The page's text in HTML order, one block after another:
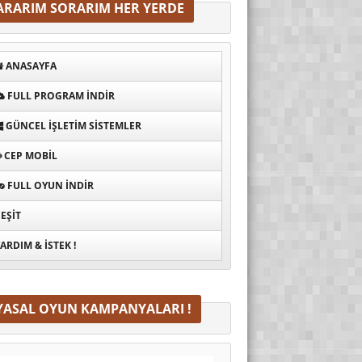
SORARIM HER YERDE
ANASAYFA
FULL PROGRAM INDIR
GÜNCEL İŞLETIM SISTEMLER
CEP MOBIL
FULL OYUN İNDIR
& İSTEK !
OYUN KAMPANYALARI !